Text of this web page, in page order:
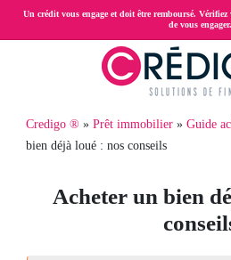
Aller
Un crédit vous engage et doit être remboursé. Vérifiez
de vous engager.
Fil
d'Ariane
Credigo ® Prêt immobilier Guide
bien déjà loué : nos conseils
Acheter un bien
Menu
mobileRachat